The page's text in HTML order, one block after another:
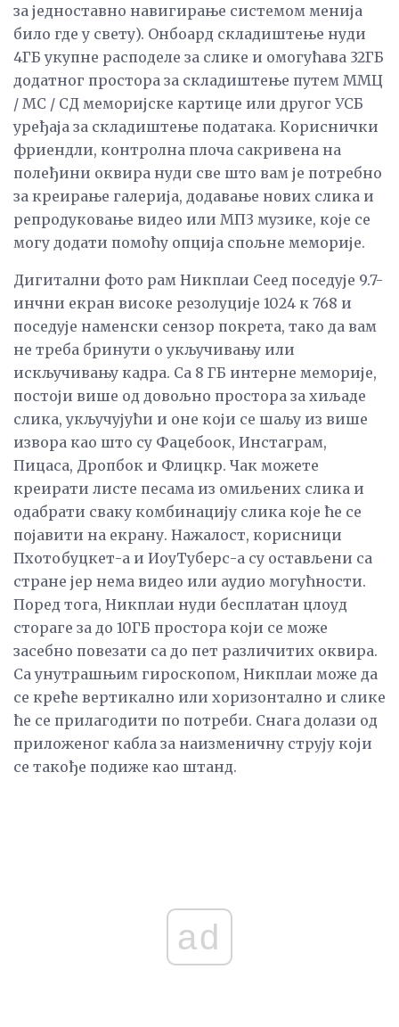
за једноставно навигирање системом менија
било где у свету). Онбоард складиштење нуди
4ГБ укупне расподеле за слике и омогућава 32ГБ
додатног простора за складиштење путем ММЦ
/ МС / СД меморијске картице или другог УСБ
уређаја за складиштење података. Кориснички
фриендли, контролна плоча сакривена на
полеђини оквира нуди све што вам је потребно
за креирање галерија, додавање нових слика и
репродуковање видео или МП3 музике, које се
могу додати помоћу опција спољне меморије.
Дигитални фото рам Никплаи Сеед поседује 9.7-
инчни екран високе резолуције 1024 к 768 и
поседује наменски сензор покрета, тако да вам
не треба бринути о укључивању или
искључивању кадра. Са 8 ГБ интерне меморије,
постоји више од довољно простора за хиљаде
слика, укључујући и оне који се шаљу из више
извора као што су Фацебоок, Инстаграм,
Пицаса, Дропбок и Флицкр. Чак можете
креирати листе песама из омиљених слика и
одабрати сваку комбинацију слика које ће се
појавити на екрану. Нажалост, корисници
Пхотобуцкет-а и ИоуТуберс-а су остављени са
стране јер нема видео или аудио могућности.
Поред тога, Никплаи нуди бесплатан цлоуд
стораге за до 10ГБ простора који се може
засебно повезати са до пет различитих оквира.
Са унутрашњим гироскопом, Никплаи може да
се креће вертикално или хоризонтално и слике
ће се прилагодити по потреби. Снага долази од
приложеног кабла за наизменичну струју који
се такође подиже као штанд.
ad